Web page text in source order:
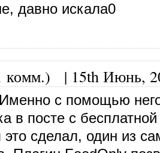
давно искала0
комм.) | 15th Июнь,
с помощью
в посте с
это сделал, один из